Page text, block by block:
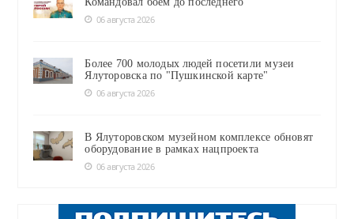
06 августа 2026
Более 700 молодых людей посетили музеи
Ялуторовска по "Пушкинской карте"
06 августа 2026
В Ялуторовском музейном комплексе обновят
оборудование в рамках нацпроекта
06 августа 2026